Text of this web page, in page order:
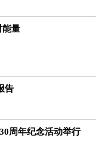
能量
告
周年纪念活动举行